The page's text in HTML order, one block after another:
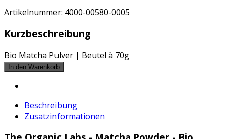
Artikelnummer: 4000-00580-0005
Kurzbeschreibung
Bio Matcha Pulver | Beutel à 70g
Beschreibung
Zusatzinformationen